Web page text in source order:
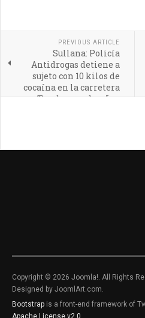
PREVIOUS ARTICLE
Sullana: Policía
Antidrogas detiene a
sujeto con 10 kilos de
cocaína en la carretera
Tambogrande – Las
Copyright © 2026 Joomla!. All Rights
Designed by JoomlArt.com.
Bootstrap is a front-end framework of
Apache License v2.0